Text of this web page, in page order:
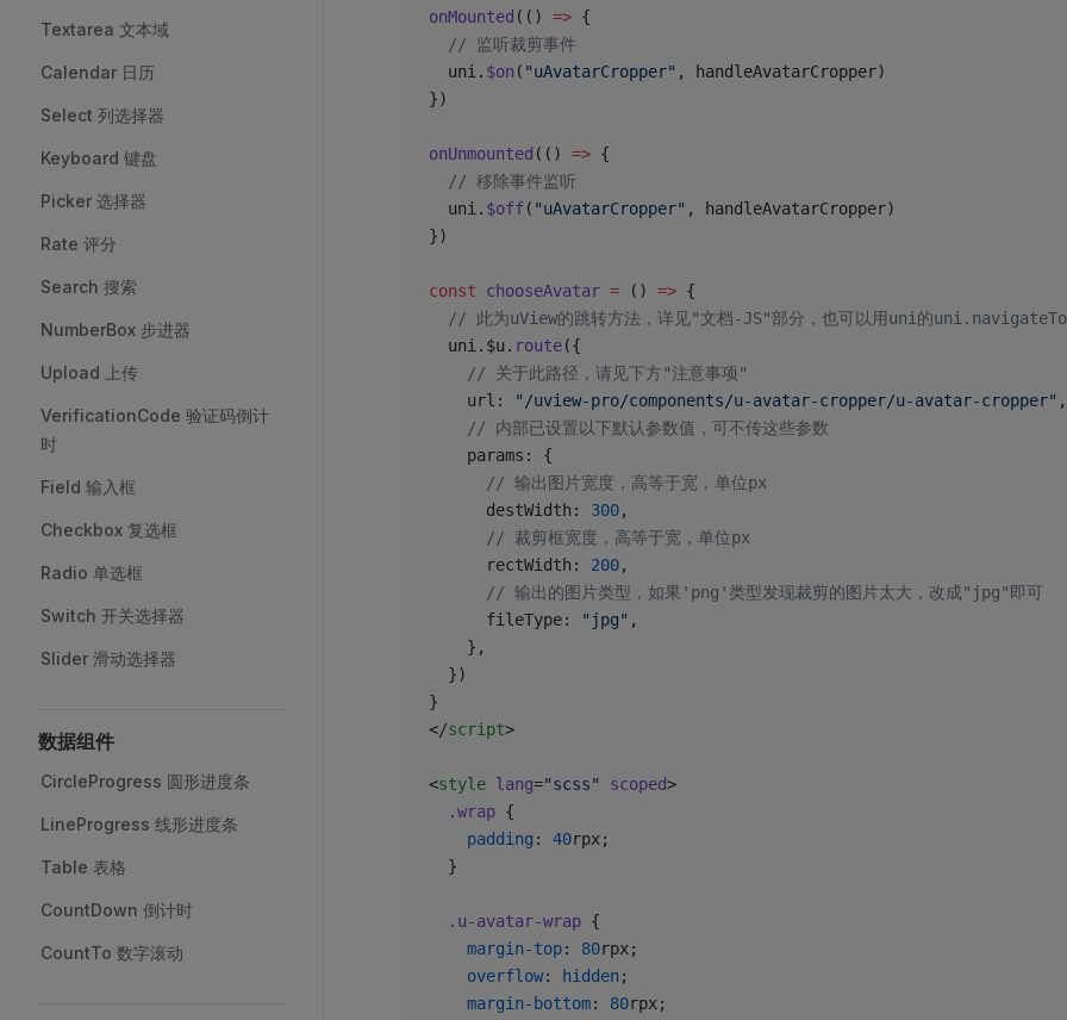
Textarea 文本域
Calendar 日历
Select 列选择器
Keyboard 键盘
Picker 选择器
Rate 评分
Search 搜索
NumberBox 步进器
Upload 上传
VerificationCode 验证码倒计
时
Field 输入框
Checkbox 复选框
Radio 单选框
Switch 开关选择器
Slider 滑动选择器
数据组件
CircleProgress 圆形进度条
LineProgress 线形进度条
Table 表格
CountDown 倒计时
CountTo 数字滚动
onMounted (() => {
  // 监听裁剪事件
  uni.
$on ( "uAvatarCropper" , handleAvatarCropper)
})
onUnmounted (() => {
  // 移除事件监听
  uni.
$off( "uAvatarCropper" , handleAvatarCropper)
})
const chooseAvatar = () => {
  // 此为uView的跳转方法，详见"文档-JS"部分，也可以用uni的uni.navigateTo
  uni.$u.
route({
    // 关于此路径，请见下方"注意事项"
    url:
"/uview-pro/components/u-avatar-cropper/u-avatar-cropper" ,
    // 内部已设置以下默认参数值，可不传这些参数
    params: {
      // 输出图片宽度，高等于宽，单位px
      destWidth:
300,
      // 裁剪框宽度，高等于宽，单位px
      rectWidth:
200,
      // 输出的图片类型，如果'png'类型发现裁剪的图片太大，改成"jpg"即可
      fileType:
"jpg" ,
    },
  })
}
</script>
<style lang="scss" scoped>
  .wrap
{
    padding
: 40rpx;
  }
  .u-avatar-wrap
{
    margin-top
: 80rpx;
    overflow
: hidden ;
    margin-bottom
: 80rpx;